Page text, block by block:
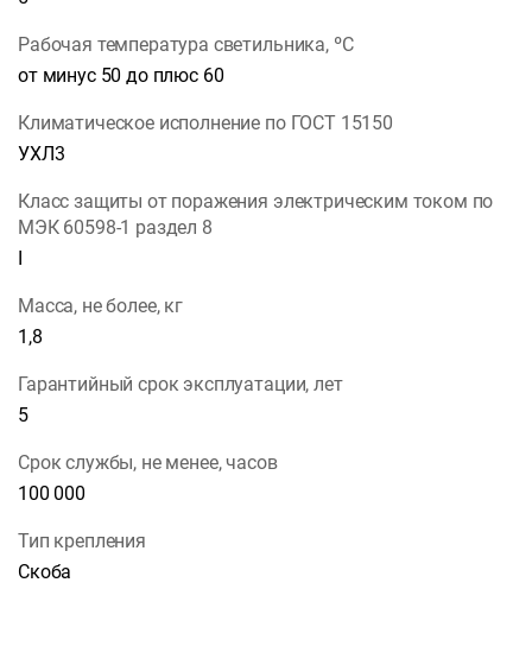
Рабочая температура светильника, ºС
от минус 50 до плюс 60
Климатическое исполнение по ГОСТ 15150
УХЛ3
Класс защиты от поражения электрическим током по
МЭК 60598-1 раздел 8
Масса, не более, кг
1,8
Гарантийный срок эксплуатации, лет
5
Срок службы, не менее, часов
100 000
Тип крепления
Скоба